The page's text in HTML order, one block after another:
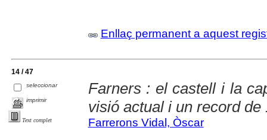
Enllaç permanent a aquest
14 / 47
seleccionar
imprimir
Text complet
Farners : el castell i la
visió actual i un record de
Farrerons Vidal, Òscar